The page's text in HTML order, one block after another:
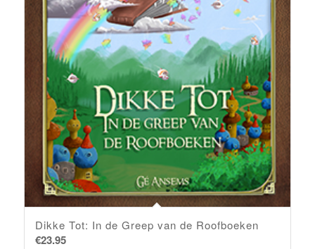
Dikke Tot: In de Greep van de Roofboeken
€23.95